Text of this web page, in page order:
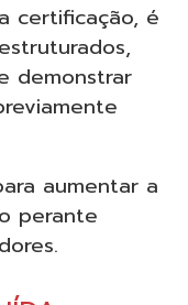
certificação, é
demonstrar
aumentar a
perante